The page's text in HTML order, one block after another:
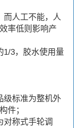
而人工不能，人
率低则影响产
1/3，胶水使用量
级标准为整机外
件；
对称式手轮调